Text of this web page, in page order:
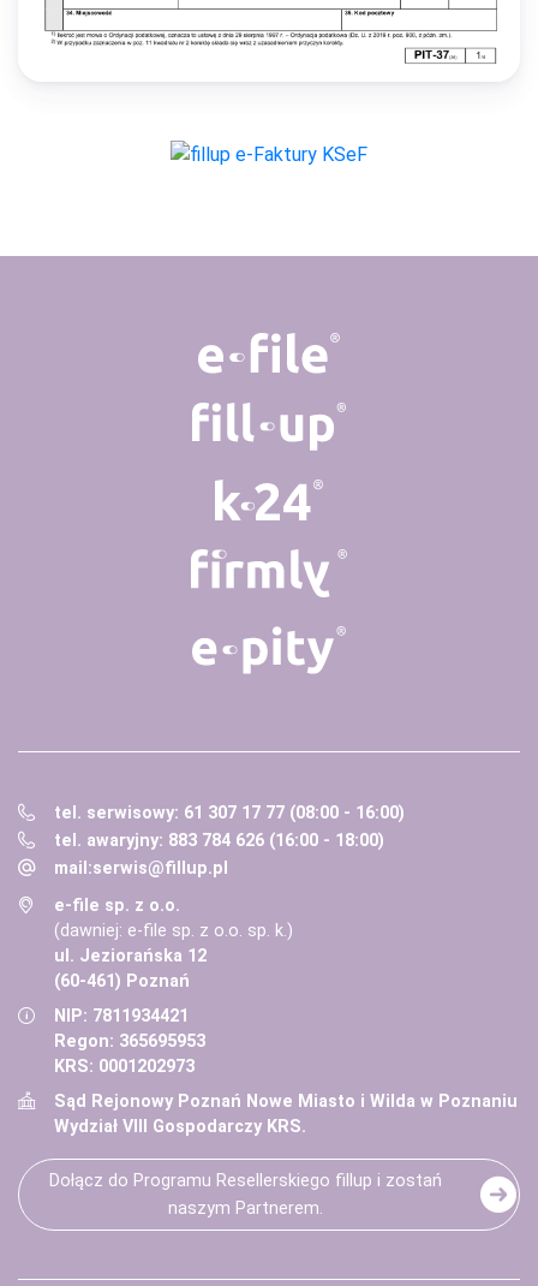
tel. serwisowy: 61 307 17 77 (08:00 - 16:00)
tel. awaryjny: 883 784 626 (16:00 - 18:00)
mail:serwis@fillup.pl
e-file sp. z o.o.
(dawniej: e-file sp. z o.o. sp. k.)
ul. Jeziorańska 12
(60-461) Poznań
NIP: 7811934421
Regon: 365695953
KRS: 0001202973
Sąd Rejonowy Poznań Nowe Miasto i Wilda w Poznaniu
Wydział VIII Gospodarczy KRS.
Dołącz do Programu Resellerskiego fillup i zostań
naszym Partnerem.